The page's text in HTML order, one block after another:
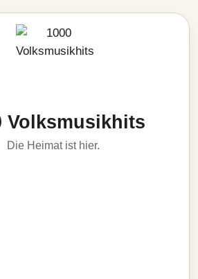
Volksmusikhits
Die Heimat ist hier.